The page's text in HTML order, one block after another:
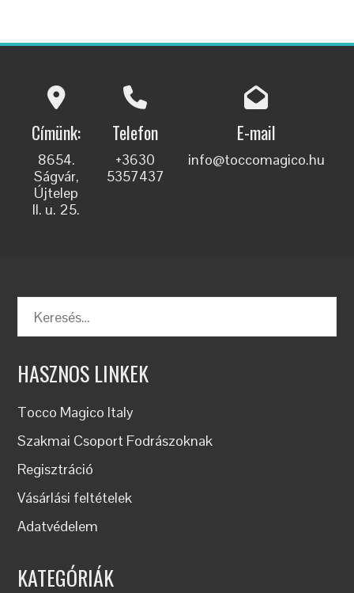
Címünk:
8654.
Ságvár,
Újtelep
II. u. 25.
Telefon
+3630
5357437
E-mail
info@toccomagico.hu
Keresés:
HASZNOS LINKEK
Tocco Magico Italy
Szakmai Csoport Fodrászoknak
Regisztráció
Vásárlási feltételek
Adatvédelem
KATEGÓRIÁK